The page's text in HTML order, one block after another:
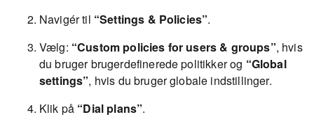
Navigér til “Settings & Policies”.
Vælg: “Custom policies for users & groups”, hvis
du bruger brugerdefinerede politikker og “Global
settings”, hvis du bruger globale indstillinger.
Klik på “Dial plans”.